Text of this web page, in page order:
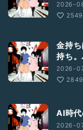
2026-
2549
金持
持ち
2026-
2849
AI時
2026-